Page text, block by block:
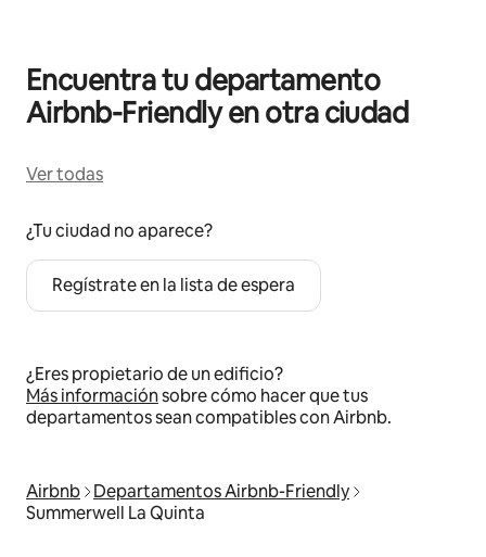
Encuentra tu departamento
Airbnb-Friendly en otra ciudad
Ver todas
¿Tu ciudad no aparece?
Regístrate en la lista de espera
¿Eres propietario de un edificio?
Más informaciónsobre cómo hacer que tus
departamentos sean compatibles con Airbnb.
Airbnb
Departamentos Airbnb-Friendly
Summerwell La Quinta